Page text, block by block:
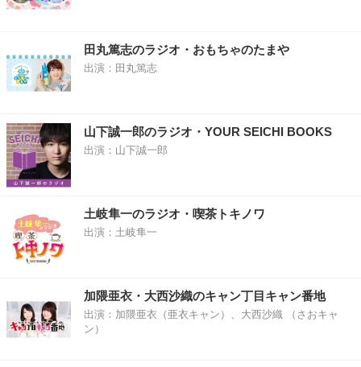
田丸篤志のラジオ・おもちゃのたまや
出演：田丸篤志
山下誠一郎のラジオ・YOUR SEICHI BOOKS
出演：山下誠一郎
土岐隼一のラジオ・喫茶トキノワ
出演：土岐隼一
加隈亜衣・大西沙織のキャン丁目キャン番地
出演：加隈亜衣（亜衣キャン）、大西沙織 （さおキャ
ン）